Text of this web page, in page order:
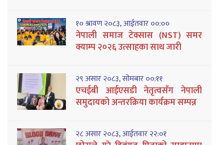
१० श्रावण २०८३, आईतवार ००:००
नेपाली समाज टेक्सास (NST) समर
क्याम्प २०२६ उत्साहका साथ जारी
२९ असार २०८३, सोमबार ००:११
एचईबी आईएसडी नेतृत्वसँग नेपाली
समुदायको अन्तरक्रिया कार्यक्रम सम्पन्न
२८ असार २०८३, आईतवार २२:०१